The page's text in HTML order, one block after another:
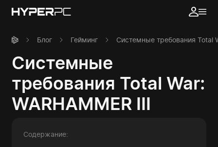
Блог Гейминг Системные требования Total
Системные
требования Total War:
WARHAMMER III
Содержание: